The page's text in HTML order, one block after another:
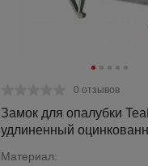
0 отзывов
Замок для опалубки
удлиненный
Материал: